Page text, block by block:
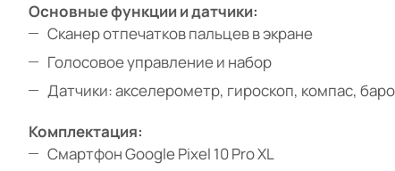
Основные функции и датчики:
Сканер отпечатков пальцев в экране
Голосовое управление и набор
Датчики: акселерометр, гироскоп, компас,
Комплектация:
Смартфон Google Pixel 10 Pro XL